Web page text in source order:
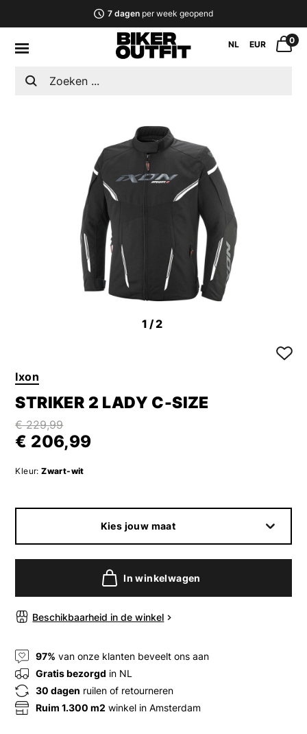
7 dagenper week geopend
NL EUR 0
1/2
Ixon
STRIKER 2 LADY C-SIZE
€ 229,99
€ 206,99
Kleur: Zwart-wit
Kies jouw maat
In winkelwagen
Beschikbaarheid in de winkel
97% van onze klanten beveelt ons aan
Gratis bezorgd in NL
30 dagen ruilen of retourneren
Ruim 1.300 m2 winkel in Amsterdam